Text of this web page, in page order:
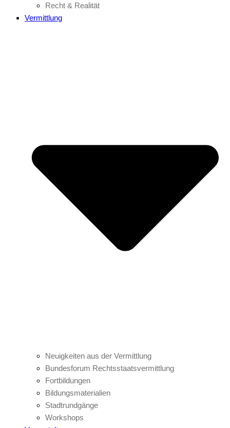
Recht & Realität
Vermittlung
Neuigkeiten aus der Vermittlung
Bundesforum Rechtsstaatsvermittlung
Fortbildungen
Bildungsmaterialien
Stadtrundgänge
Workshops